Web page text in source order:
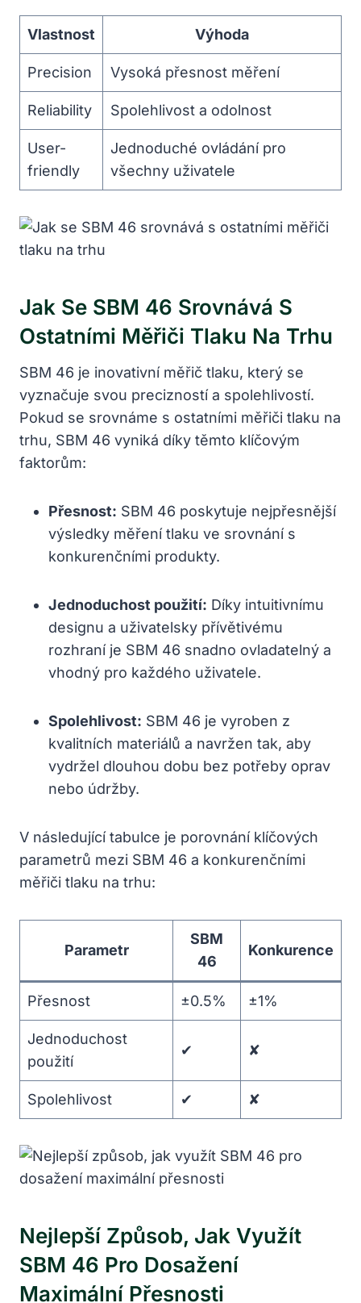
Vlastnost Výhoda
Precision Vysoká přesnost měření
Reliability Spolehlivost a odolnost
User-
friendly
Jednoduché ovládání pro
všechny uživatele
Jak Se SBM 46 Srovnává S
Ostatními Měřiči Tlaku Na Trhu
SBM 46 je inovativní měřič tlaku, který se
vyznačuje svou precizností a spolehlivostí.
Pokud se srovnáme s ostatními měřiči tlaku na
trhu, SBM 46 vyniká díky těmto klíčovým
faktorům:
Přesnost: SBM 46 poskytuje nejpřesnější
výsledky měření tlaku ve srovnání s
konkurenčními produkty.
Jednoduchost použití: Díky intuitivnímu
designu a uživatelsky přívětivému
rozhraní je SBM 46 snadno ovladatelný a
vhodný pro každého uživatele.
Spolehlivost: SBM 46 je vyroben z
kvalitních materiálů a navržen tak, aby
vydržel dlouhou dobu bez potřeby oprav
nebo údržby.
V následující tabulce je porovnání klíčových
parametrů mezi SBM 46 a konkurenčními
měřiči tlaku na trhu:
Parametr
SBM
46
Konkurence
Přesnost ±0.5% ±1%
Jednoduchost
použití
✔ ✘
Spolehlivost ✔ ✘
Nejlepší Způsob, Jak Využít
SBM 46 Pro Dosažení
Maximální Přesnosti